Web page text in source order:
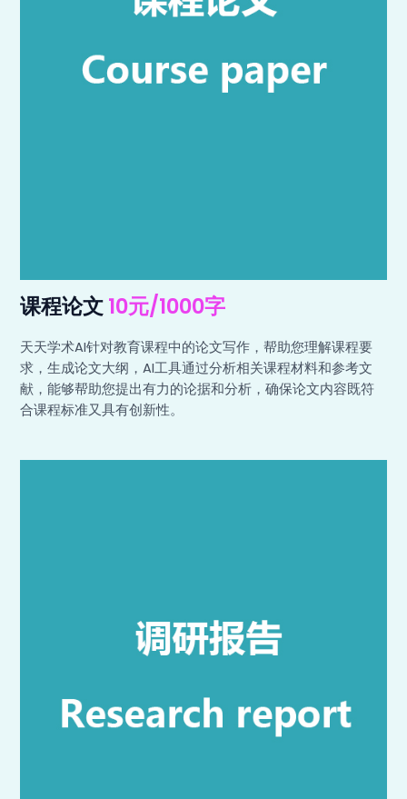
课程论文10元/1000字
天天学术AI针对教育课程中的论文写作，帮助您理解课程要
求，生成论文大纲，AI工具通过分析相关课程材料和参考文
献，能够帮助您提出有力的论据和分析，确保论文内容既符
合课程标准又具有创新性。